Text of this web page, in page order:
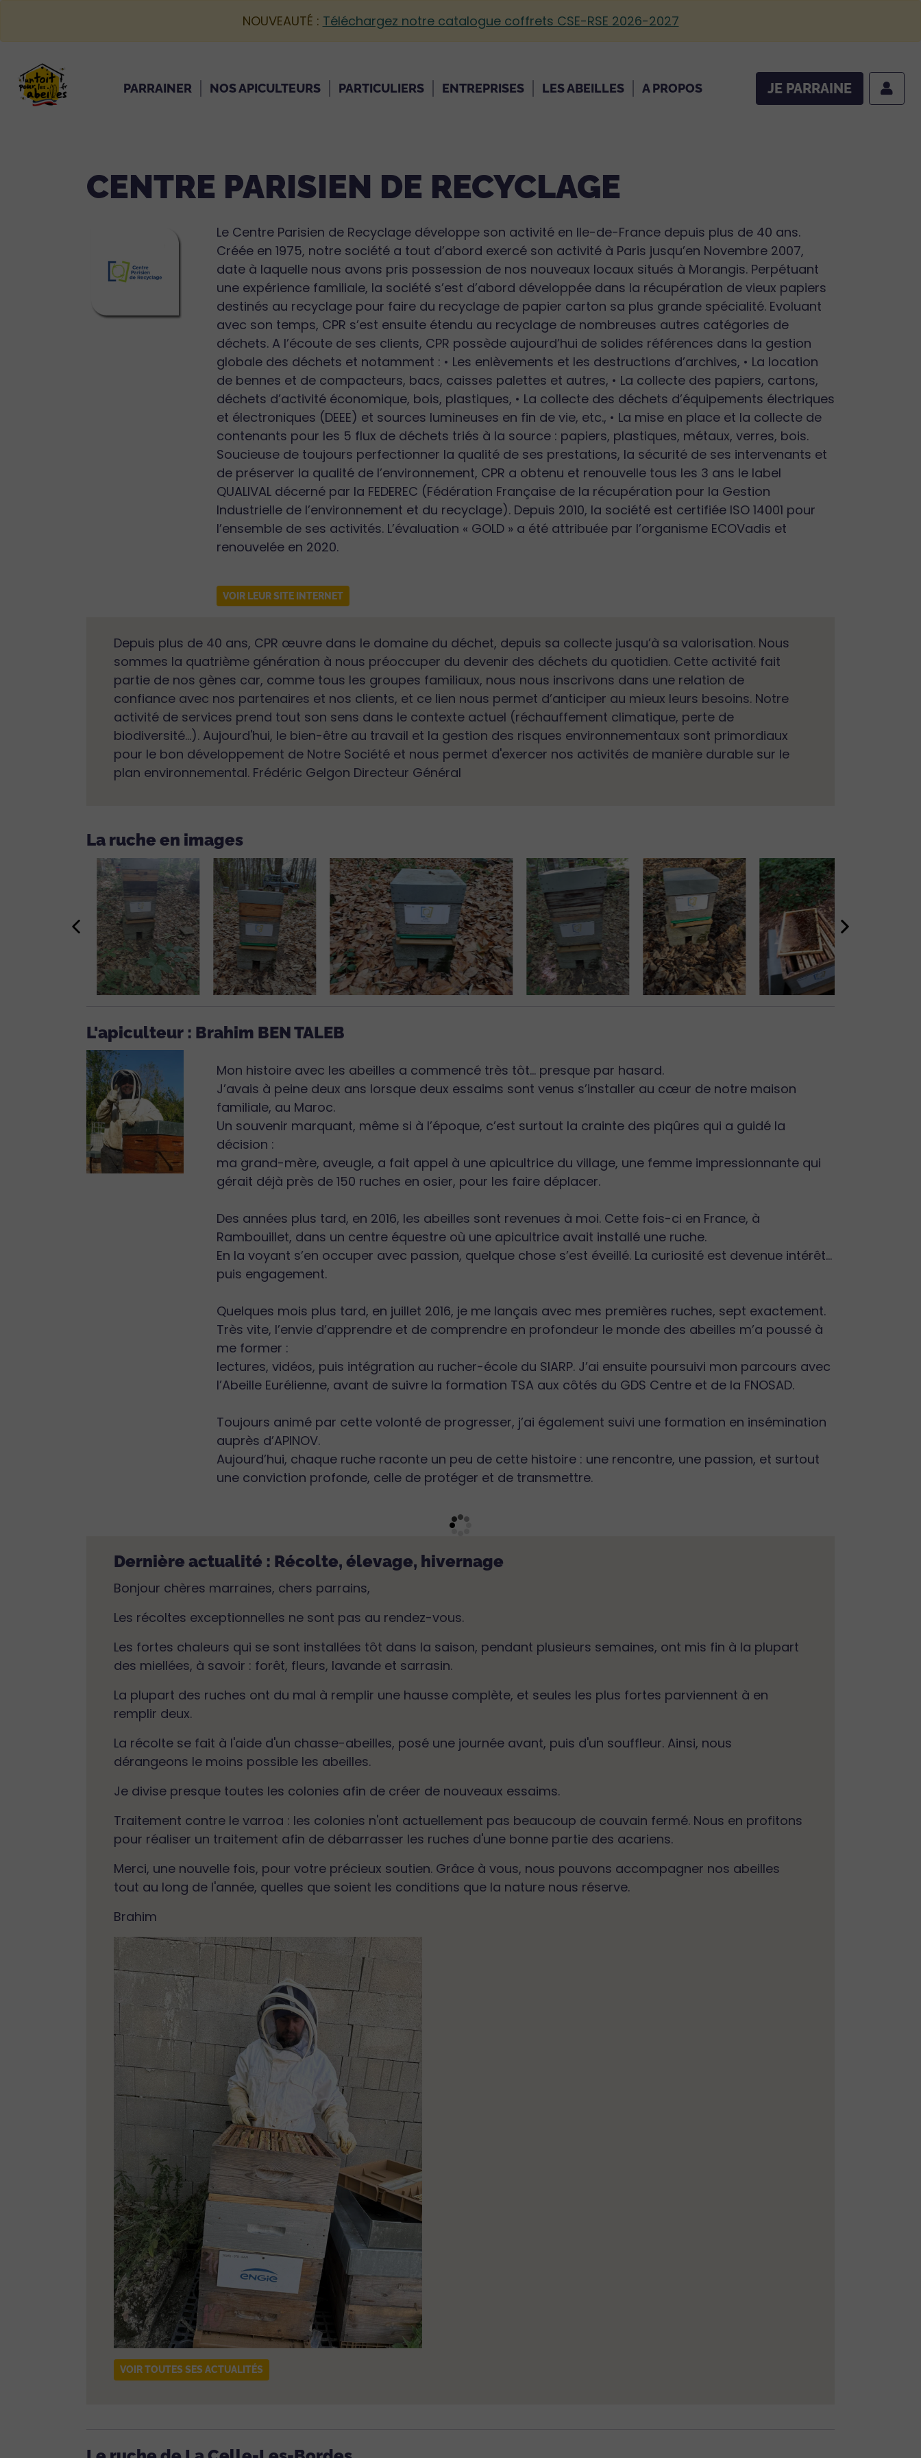
NOUVEAUTÉ : Téléchargez notre catalogue coffrets CSE-RSE 2026-2027
PARRAINER NOS APICULTEURS PARTICULIERS ENTREPRISES LES ABEILLES A PROPOS JE PARRAINE
CENTRE PARISIEN DE RECYCLAGE
Le Centre Parisien de Recyclage développe son activité en Ile-de-France depuis plus de 40 ans.
Créée en 1975, notre société a tout d’abord exercé son activité à Paris jusqu’en Novembre 2007,
date à laquelle nous avons pris possession de nos nouveaux locaux situés à Morangis. Perpétuant
une expérience familiale, la société s’est d’abord développée dans la récupération de vieux papiers
destinés au recyclage pour faire du recyclage de papier carton sa plus grande spécialité. Evoluant
avec son temps, CPR s’est ensuite étendu au recyclage de nombreuses autres catégories de
déchets. A l’écoute de ses clients, CPR possède aujourd’hui de solides références dans la gestion
globale des déchets et notamment : • Les enlèvements et les destructions d’archives, • La location
de bennes et de compacteurs, bacs, caisses palettes et autres, • La collecte des papiers, cartons,
déchets d’activité économique, bois, plastiques, • La collecte des déchets d’équipements électriques
et électroniques (DEEE) et sources lumineuses en fin de vie, etc., • La mise en place et la collecte de
contenants pour les 5 flux de déchets triés à la source : papiers, plastiques, métaux, verres, bois.
Soucieuse de toujours perfectionner la qualité de ses prestations, la sécurité de ses intervenants et
de préserver la qualité de l’environnement, CPR a obtenu et renouvelle tous les 3 ans le label
QUALIVAL décerné par la FEDEREC (Fédération Française de la récupération pour la Gestion
Industrielle de l’environnement et du recyclage). Depuis 2010, la société est certifiée ISO 14001 pour
l’ensemble de ses activités. L’évaluation « GOLD » a été attribuée par l’organisme ECOVadis et
renouvelée en 2020.
VOIR LEUR SITE INTERNET
Depuis plus de 40 ans, CPR œuvre dans le domaine du déchet, depuis sa collecte jusqu’à sa valorisation. Nous
sommes la quatrième génération à nous préoccuper du devenir des déchets du quotidien. Cette activité fait
partie de nos gènes car, comme tous les groupes familiaux, nous nous inscrivons dans une relation de
confiance avec nos partenaires et nos clients, et ce lien nous permet d’anticiper au mieux leurs besoins. Notre
activité de services prend tout son sens dans le contexte actuel (réchauffement climatique, perte de
biodiversité...). Aujourd'hui, le bien-être au travail et la gestion des risques environnementaux sont primordiaux
pour le bon développement de Notre Société et nous permet d'exercer nos activités de manière durable sur le
plan environnemental. Frédéric Gelgon Directeur Général
La ruche en images
L'apiculteur : Brahim BEN TALEB
Mon histoire avec les abeilles a commencé très tôt… presque par hasard.
J’avais à peine deux ans lorsque deux essaims sont venus s’installer au cœur de notre maison
familiale, au Maroc.
Un souvenir marquant, même si à l’époque, c’est surtout la crainte des piqûres qui a guidé la
décision :
ma grand-mère, aveugle, a fait appel à une apicultrice du village, une femme impressionnante qui
gérait déjà près de 150 ruches en osier, pour les faire déplacer.
Des années plus tard, en 2016, les abeilles sont revenues à moi. Cette fois-ci en France, à
Rambouillet, dans un centre équestre où une apicultrice avait installé une ruche.
En la voyant s’en occuper avec passion, quelque chose s’est éveillé. La curiosité est devenue intérêt…
puis engagement.
Quelques mois plus tard, en juillet 2016, je me lançais avec mes premières ruches, sept exactement.
Très vite, l’envie d’apprendre et de comprendre en profondeur le monde des abeilles m’a poussé à
me former :
lectures, vidéos, puis intégration au rucher-école du SIARP. J’ai ensuite poursuivi mon parcours avec
l’Abeille Eurélienne, avant de suivre la formation TSA aux côtés du GDS Centre et de la FNOSAD.
Toujours animé par cette volonté de progresser, j’ai également suivi une formation en insémination
auprès d’APINOV.
Aujourd’hui, chaque ruche raconte un peu de cette histoire : une rencontre, une passion, et surtout
une conviction profonde, celle de protéger et de transmettre.
Dernière actualité : Récolte, élevage, hivernage
Bonjour chères marraines, chers parrains,
Les récoltes exceptionnelles ne sont pas au rendez-vous.
Les fortes chaleurs qui se sont installées tôt dans la saison, pendant plusieurs semaines, ont mis fin à la plupart
des miellées, à savoir : forêt, fleurs, lavande et sarrasin.
La plupart des ruches ont du mal à remplir une hausse complète, et seules les plus fortes parviennent à en
remplir deux.
La récolte se fait à l'aide d'un chasse-abeilles, posé une journée avant, puis d'un souffleur. Ainsi, nous
dérangeons le moins possible les abeilles.
Je divise presque toutes les colonies afin de créer de nouveaux essaims.
Traitement contre le varroa : les colonies n'ont actuellement pas beaucoup de couvain fermé. Nous en profitons
pour réaliser un traitement afin de débarrasser les ruches d'une bonne partie des acariens.
Merci, une nouvelle fois, pour votre précieux soutien. Grâce à vous, nous pouvons accompagner nos abeilles
tout au long de l'année, quelles que soient les conditions que la nature nous réserve.
Brahim
VOIR TOUTES SES ACTUALITÉS